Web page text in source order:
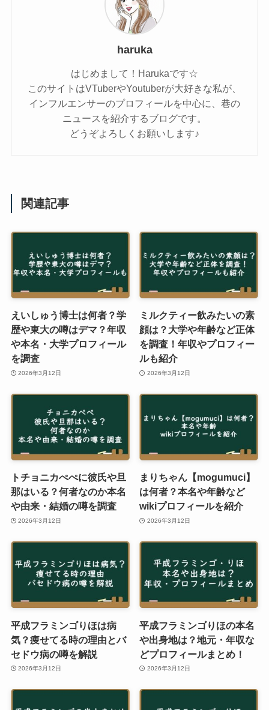
haruka
はじめまして！Harukaです☆
このサイトはVTuberやYoutuberが大好きな私が、
インフルエンサーのプロフィールを中心に、巷の
ニュースを紹介するブログです。
どうぞよろしくお願いします♪
関連記事
えいしゅう博士は何者？学
歴や東大の噂はデマ？年収
や本名・大学プロフィール
を調査
2026年3月12日
ミルクティー飲みたいの素
顔は？大学や年齢など正体
を調査！年収やプロフィー
ルも紹介
2026年3月12日
トチョニカぺぺに彼氏や旦
那はいる？何者なのか本名
や由来・結婚の噂を調査
2026年3月12日
まりちゃん【mogumuci】
は何者？本名や年齢など
wikiプロフィールを紹介
2026年3月12日
平成フラミンゴりほは病
気？痩せてる時の理由とバ
セドウ病の噂を解説
2026年3月12日
平成フラミンゴりほの本名
や出身地は？地元・年収な
どプロフィールまとめ！
2026年3月12日